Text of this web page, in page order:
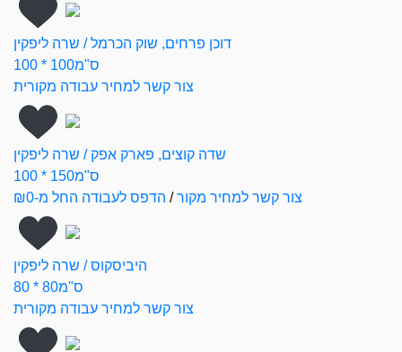
דוכן פרחים, שוק הכרמל / שרה ליפקין
100 * 100ס"מ
צור קשר למחיר עבודה מקורית
שדה קוצים, פארק אפק / שרה ליפקין
100 * 150ס"מ
צור קשר למחיר מקור/ הדפס לעבודה החל מ-₪0
היביסקוס / שרה ליפקין
80 * 80ס"מ
צור קשר למחיר עבודה מקורית